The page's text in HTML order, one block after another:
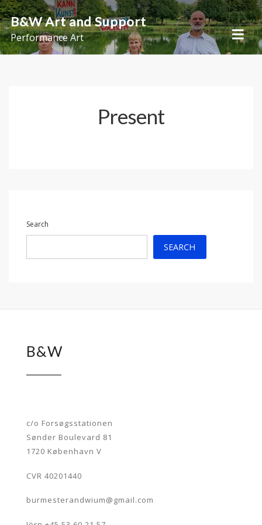
Skip
to
content
B&W Art and Support
Performance Art
Present
Search
SEARCH
B&W
c/o Forsøgsstationen
Sønder Boulevard 81
1720 København V
CVR 40201440
burmesterandwium@gmail.com